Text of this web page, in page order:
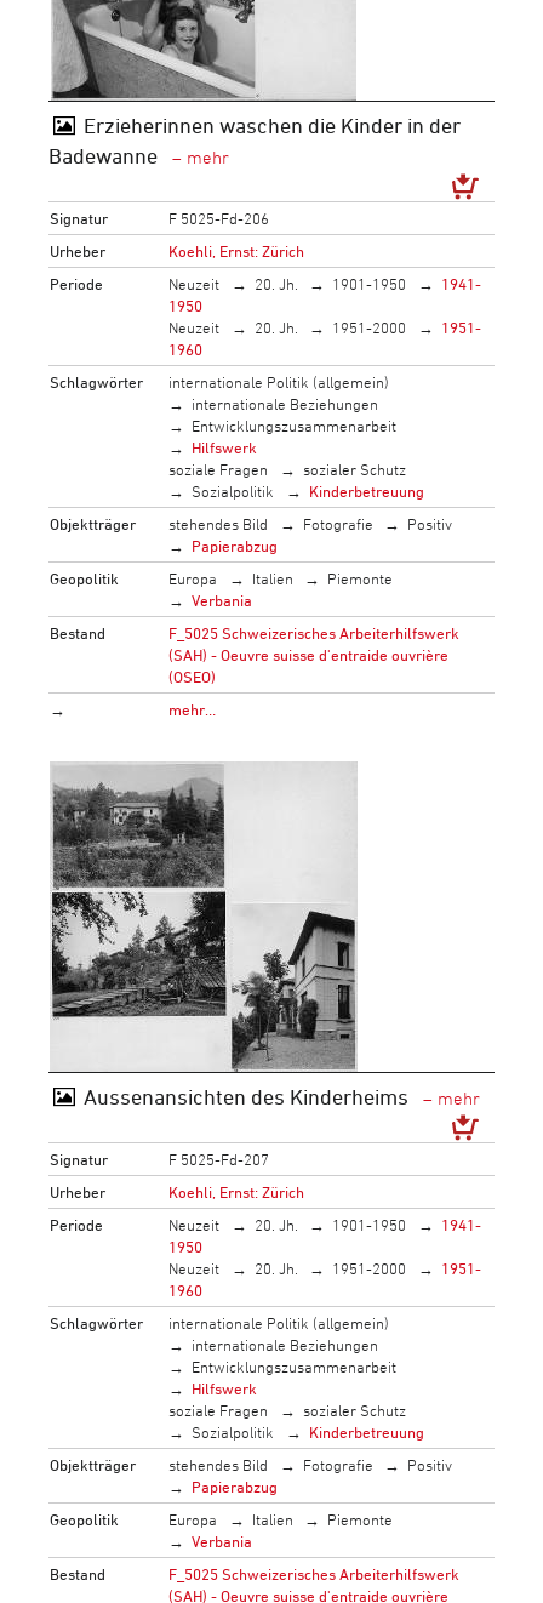
Erzieherinnen waschen die Kinder in der
Badewanne
Signatur
F 5025-Fd-206
Urheber
Koehli, Ernst: Zürich
Periode
Neuzeit 20. Jh. 1901-1950
1941-
1950
Neuzeit
20. Jh. 1951-2000
1951-
1960
Schlagwörter
internationale Politik (allgemein)
internationale Beziehungen
Entwicklungszusammenarbeit
Hilfswerk
soziale Fragen
sozialer Schutz
Sozialpolitik
Kinderbetreuung
Objektträger
stehendes Bild Fotografie
Positiv
Papierabzug
Geopolitik
Europa Italien
Piemonte
Verbania
Bestand
F_5025 Schweizerisches Arbeiterhilfswerk
(SAH) - Oeuvre suisse d'entraide ouvrière
(OSEO)
→
mehr…
Aussenansichten des Kinderheims
Signatur
F 5025-Fd-207
Urheber
Koehli, Ernst: Zürich
Periode
Neuzeit 20. Jh. 1901-1950
1941-
1950
Neuzeit
20. Jh. 1951-2000
1951-
1960
Schlagwörter
internationale Politik (allgemein)
internationale Beziehungen
Entwicklungszusammenarbeit
Hilfswerk
soziale Fragen
sozialer Schutz
Sozialpolitik
Kinderbetreuung
Objektträger
stehendes Bild Fotografie
Positiv
Papierabzug
Geopolitik
Europa Italien
Piemonte
Verbania
Bestand
F_5025 Schweizerisches Arbeiterhilfswerk
(SAH) - Oeuvre suisse d'entraide ouvrière